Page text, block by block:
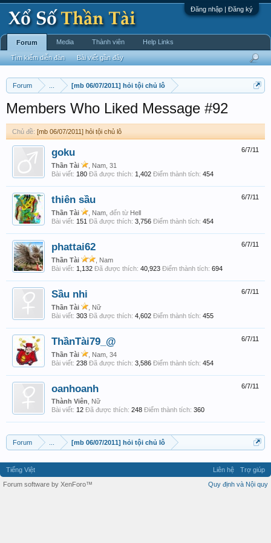
Đăng nhập | Đăng ký
Forum [mb 06/07/2011] hỏi tội chủ lô
Members Who Liked Message #92
Chủ đề: [mb 06/07/2011] hỏi tội chủ lô
6/7/11
goku
Thần Tài
, Nam, 31
Bài viết: 180 Đã được thích: 1,402 Điểm thành tích: 454
6/7/11
thiên sầu
Thần Tài , Nam, đến từ Hell
Bài viết: 151 Đã được thích: 3,756 Điểm thành tích: 454
6/7/11
phattai62
Thần Tài
, Nam
Bài viết: 1,132 Đã được thích: 40,923 Điểm thành tích: 694
6/7/11
Sầu nhi
Thần Tài
, Nữ
Bài viết: 303 Đã được thích: 4,602 Điểm thành tích: 455
6/7/11
ThầnTài79_@
Thần Tài
, Nam, 34
Bài viết: 238 Đã được thích: 3,586 Điểm thành tích: 454
6/7/11
oanhoanh
Thành Viên , Nữ
Bài viết: 12 Đã được thích: 248 Điểm thành tích: 360
Forum [mb 06/07/2011] hỏi tội chủ lô
Forum
Tìm kiếm diễn đàn Bài viết gần đây
Media Thành viên Help Links
Tiếng Việt Liên hệ
Trợ giúp
Quy định và Nội quy
Forum software by XenForo™